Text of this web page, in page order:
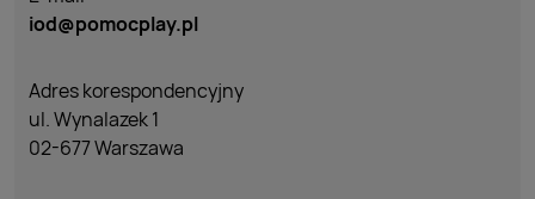
iod@pomocplay.pl
Adres korespondencyjny
ul. Wynalazek 1
02-677 Warszawa